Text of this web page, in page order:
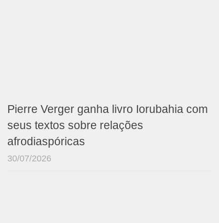
Pierre Verger ganha livro Iorubahia com
seus textos sobre relações
afrodiaspóricas
30/07/2026